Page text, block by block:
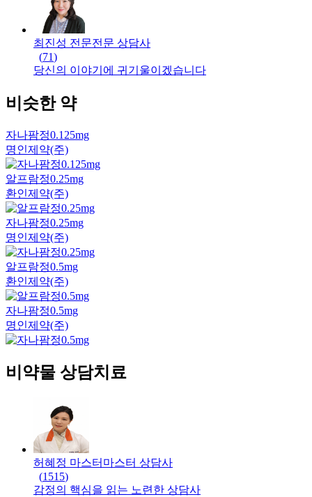
최진성 전문전문 상담사
(71)
당신의 이야기에 귀기울이겠습니다
비슷한 약
자나팜정0.125mg
명인제약(주)
알프람정0.25mg
환인제약(주)
자나팜정0.25mg
명인제약(주)
알프람정0.5mg
환인제약(주)
자나팜정0.5mg
명인제약(주)
비약물 상담치료
허혜정 마스터 마스터 상담사
(1515)
감정의 핵심을 읽는 노련한 상담사